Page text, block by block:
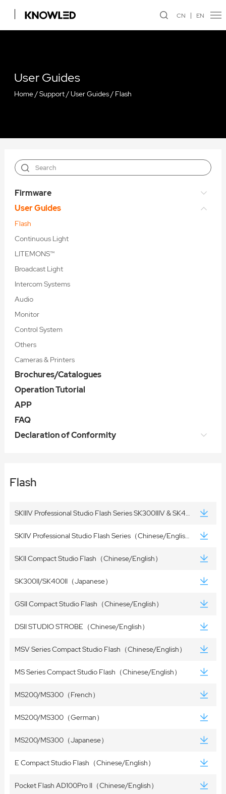
CN EN
User Guides
Home/Support/User Guides/ Flash
Firmware
User Guides
Flash
Continuous Light
LITEMONS™
Broadcast Light
Intercom Systems
Audio
Monitor
Control System
Others
Cameras & Printers
Brochures/Catalogues
Operation Tutorial
APP
FAQ
Declaration of Conformity
Flash
SKIIIV Professional Studio Flash Series SK300IIIV & SK400IIIV（Chinese/English）
SKIIV Professional Studio Flash Series（Chinese/English）
SKII Compact Studio Flash（Chinese/English）
SK300II/SK400II（Japanese）
GSII Compact Studio Flash（Chinese/English）
DSII STUDIO STROBE（Chinese/English）
MSV Series Compact Studio Flash（Chinese/English）
MS Series Compact Studio Flash（Chinese/English）
MS200/MS300（French）
MS200/MS300（German）
MS200/MS300（Japanese）
E Compact Studio Flash（Chinese/English）
Pocket Flash AD100Pro II（Chinese/English）